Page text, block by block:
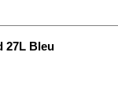
27L Bleu